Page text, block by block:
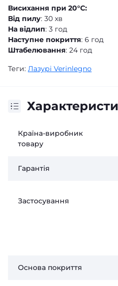
Висихання при 20°С:
Від пилу: 30 хв
На відлип: 3 год
Наступне покриття: 6 год
Штабелювання: 24 год
Теги: Лазурі Verinlegno
Країна-виробник
товару
Гарантія
Застосування
Основа покриття